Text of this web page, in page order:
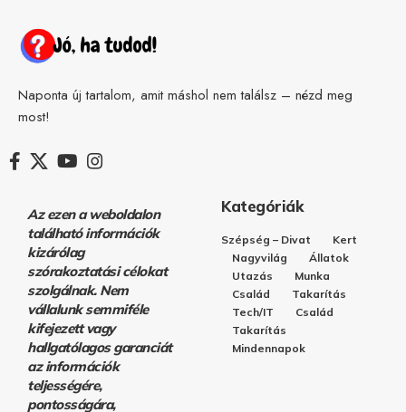
Naponta új tartalom, amit máshol nem találsz – nézd meg
most!
Az ezen a weboldalon
található információk
kizárólag
szórakoztatási célokat
szolgálnak. Nem
vállalunk semmiféle
kifejezett vagy
hallgatólagos garanciát
az információk
teljességére,
pontosságára,
Kategóriák
Szépség – Divat
Kert
Nagyvilág
Állatok
Utazás
Munka
Család
Takarítás
Tech/IT
Család
Takarítás
Mindennapok